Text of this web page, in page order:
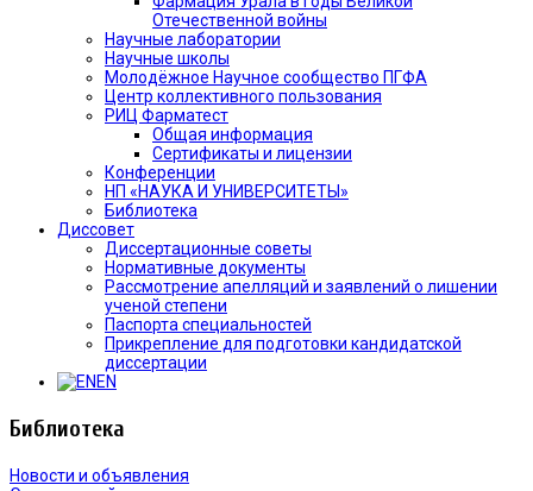
Отечественной войны
Научные лаборатории
Научные школы
Молодёжное Научное сообщество ПГФА
Центр коллективного пользования
РИЦ Фарматест
Общая информация
Сертификаты и лицензии
Конференции
НП «НАУКА И УНИВЕРСИТЕТЫ»
Библиотека
Диссовет
Диссертационные советы
Нормативные документы
Рассмотрение апелляций и заявлений о лишении
ученой степени
Паспорта специальностей
Прикрепление для подготовки кандидатской
диссертации
EN
Библиотека
Новости и объявления